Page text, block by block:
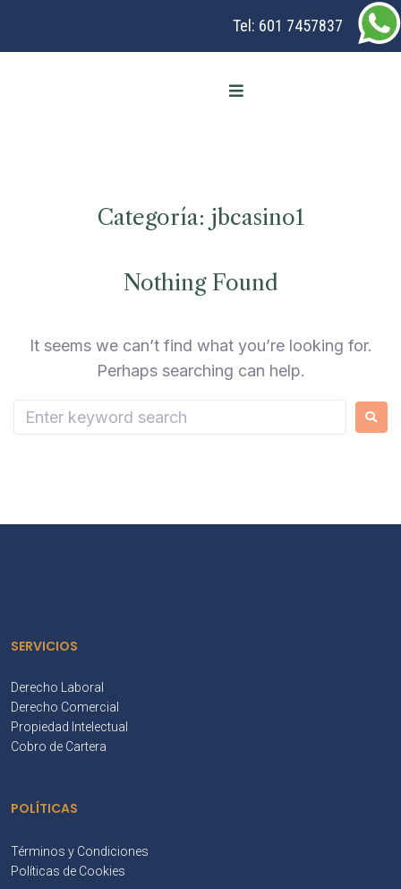
Tel: 601 7457837
Categoría: jbcasino1
Nothing Found
It seems we can’t find what you’re looking for.
Perhaps searching can help.
SERVICIOS
Derecho Laboral
Derecho Comercial
Propiedad Intelectual
Cobro de Cartera
POLÍTICAS
Términos y Condiciones
Políticas de Cookies